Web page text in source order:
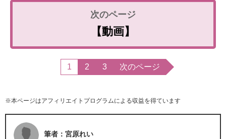
【動画】
1 2 3 次のページ
※本ページはアフィリエイトプログラムによる収益を得ています
筆者：宮原れい